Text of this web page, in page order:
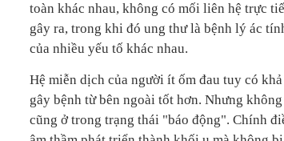
toàn khác nhau, không có mối liên hệ trực
gây ra, trong khi đó ung thư là bệnh lý ác
của nhiều yếu tố khác nhau.
Hệ miễn dịch của người ít ốm đau tuy có
gây bệnh từ bên ngoài tốt hơn. Nhưng
cũng ở trong trạng thái "báo động". Chính